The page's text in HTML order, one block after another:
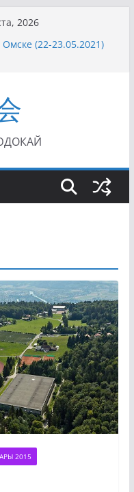
2026
(22-23.05.2021)
(2-5.09.2021)
в России по Кюдо,
области по Кюдо /
2015